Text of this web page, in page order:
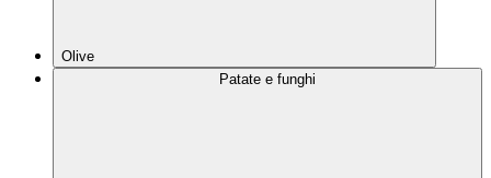
Olive
Patate e funghi